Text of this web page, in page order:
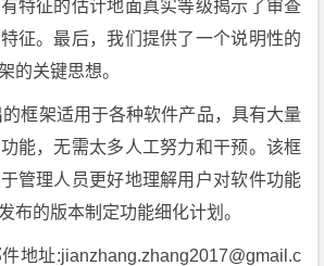
特征的估计地面真实等级揭示了审查
征。最后，我们提供了一个说明性的
的关键思想。
框架适用于各种软件产品，具有大量
能，无需太多人工努力和干预。该框
管理人员更好地理解用户对软件功能
布的版本制定功能细化计划。
地址:jianzhang.zhang2017@gmail.c